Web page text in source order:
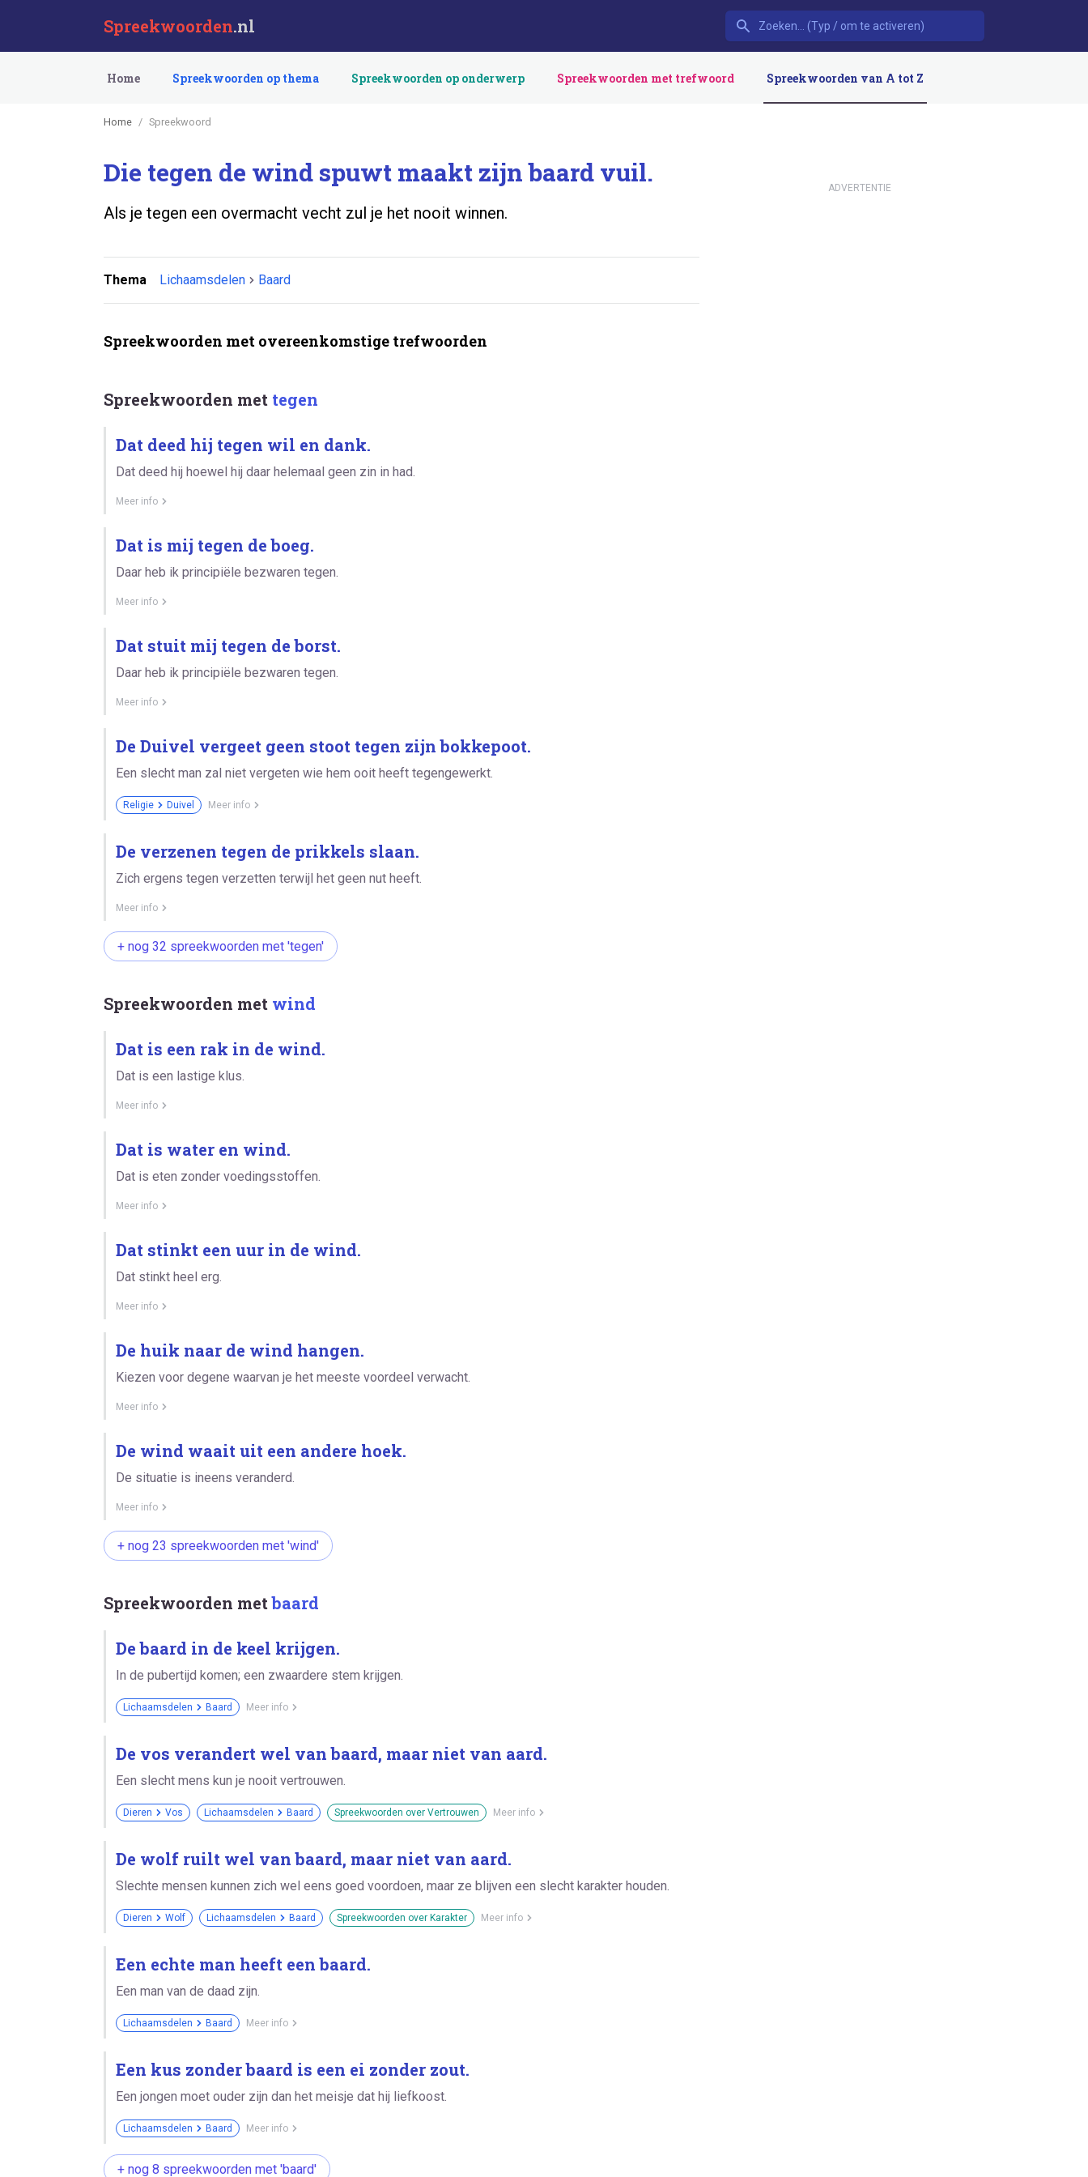
Spreekwoorden.nl
Home Spreekwoorden op thema Spreekwoorden op onderwerp Spreekwoorden met trefwoord Spreekwoorden van A tot Z
Home Spreekwoord
Die tegen de wind spuwt maakt zijn baard vuil.
Als je tegen een overmacht vecht zul je het nooit winnen.
Thema Lichaamsdelen Baard
Spreekwoorden met overeenkomstige trefwoorden
Spreekwoorden met tegen
Dat deed hij tegen wil en dank.
Dat deed hij hoewel hij daar helemaal geen zin in had.
Meer info
Dat is mij tegen de boeg.
Daar heb ik principiële bezwaren tegen.
Meer info
Dat stuit mij tegen de borst.
Daar heb ik principiële bezwaren tegen.
Meer info
De Duivel vergeet geen stoot tegen zijn bokkepoot.
Een slecht man zal niet vergeten wie hem ooit heeft tegengewerkt.
Religie Duivel Meer info
De verzenen tegen de prikkels slaan.
Zich ergens tegen verzetten terwijl het geen nut heeft.
Meer info
+ nog 32 spreekwoorden met 'tegen'
Spreekwoorden met wind
Dat is een rak in de wind.
Dat is een lastige klus.
Meer info
Dat is water en wind.
Dat is eten zonder voedingsstoffen.
Meer info
Dat stinkt een uur in de wind.
Dat stinkt heel erg.
Meer info
De huik naar de wind hangen.
Kiezen voor degene waarvan je het meeste voordeel verwacht.
Meer info
De wind waait uit een andere hoek.
De situatie is ineens veranderd.
Meer info
+ nog 23 spreekwoorden met 'wind'
Spreekwoorden metbaard
De baard in de keel krijgen.
In de pubertijd komen; een zwaardere stem krijgen.
Lichaamsdelen Baard Meer info
De vos verandert wel van baard, maar niet van aard.
Een slecht mens kun je nooit vertrouwen.
Dieren Vos Lichaamsdelen Baard Spreekwoorden over Vertrouwen Meer info
De wolf ruilt wel van baard, maar niet van aard.
Slechte mensen kunnen zich wel eens goed voordoen, maar ze blijven een slecht karakter houden.
Dieren Wolf Lichaamsdelen Baard Spreekwoorden over Karakter Meer info
Een echte man heeft een baard.
Een man van de daad zijn.
Lichaamsdelen Baard Meer info
Een kus zonder baard is een ei zonder zout.
Een jongen moet ouder zijn dan het meisje dat hij liefkoost.
Lichaamsdelen Baard Meer info
+ nog 8 spreekwoorden met 'baard'
ADVERTENTIE